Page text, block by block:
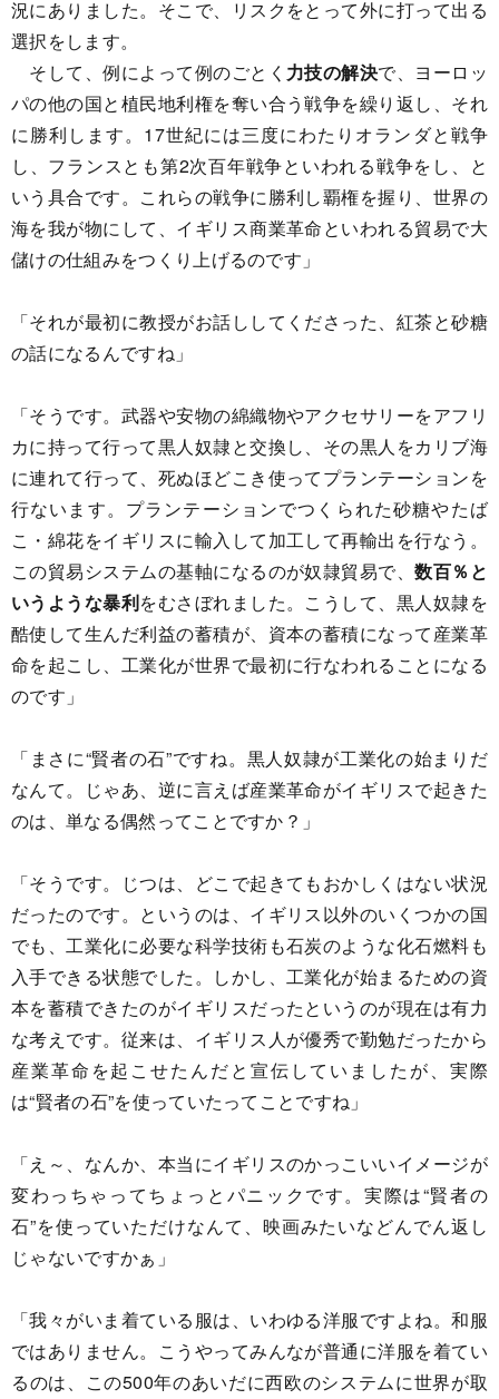
況にありました。そこで、リスクをとって外に打って出る
選択をします。
そして、例によって例のごとく 力技の解決で、ヨーロッ
パの他の国と植民地利権を奪い合う戦争を繰り返し、それ
に勝利します。17世紀には三度にわたりオランダと戦争
し、フランスとも第2次百年戦争といわれる戦争をし、と
いう具合です。これらの戦争に勝利し覇権を握り、世界の
海を我が物にして、イギリス商業革命といわれる貿易で大
儲けの仕組みをつくり上げるのです」
「それが最初に教授がお話ししてくださった、紅茶と砂糖
の話になるんですね」
「そうです。武器や安物の綿織物やアクセサリーをアフリ
カに持って行って黒人奴隷と交換し、その黒人をカリブ海
に連れて行って、死ぬほどこき使ってプランテーションを
行ないます。プランテーションでつくられた砂糖やたば
こ・綿花をイギリスに輸入して加工して再輸出を行なう。
この貿易システムの基軸になるのが奴隷貿易で、数百％と
いうような暴利をむさぼれました。こうして、黒人奴隷を
酷使して生んだ利益の蓄積が、資本の蓄積になって産業革
命を起こし、工業化が世界で最初に行なわれることになる
のです」
「まさに“賢者の石”ですね。黒人奴隷が工業化の始まりだ
なんて。じゃあ、逆に言えば産業革命がイギリスで起きた
のは、単なる偶然ってことですか？」
「そうです。じつは、どこで起きてもおかしくはない状況
だったのです。というのは、イギリス以外のいくつかの国
でも、工業化に必要な科学技術も石炭のような化石燃料も
入手できる状態でした。しかし、工業化が始まるための資
本を蓄積できたのがイギリスだったというのが現在は有力
な考えです。従来は、イギリス人が優秀で勤勉だったから
産業革命を起こせたんだと宣伝していましたが、実際
は“賢者の石”を使っていたってことですね」
「え～、なんか、本当にイギリスのかっこいいイメージが
変わっちゃってちょっとパニックです。実際は“賢者の
石”を使っていただけなんて、映画みたいなどんでん返し
じゃないですかぁ」
「我々がいま着ている服は、いわゆる洋服ですよね。和服
ではありません。こうやってみんなが普通に洋服を着てい
るのは、この500年のあいだに西欧のシステムに世界が取